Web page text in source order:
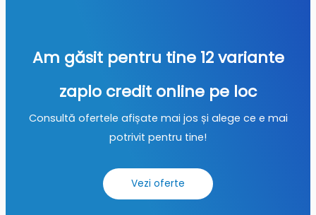
Am găsit pentru tine 12 variante
zaplo credit online pe loc
Consultă ofertele afișate mai jos și alege ce e mai
potrivit pentru tine!
Vezi oferte